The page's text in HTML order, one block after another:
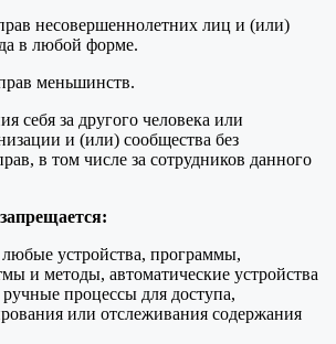
несовершеннолетних лиц и (или)
в любой форме.
меньшинств.
себя за другого человека или
и (или) сообщества без
в том числе за сотрудников данного
любые устройства, программы,
и методы, автоматические устройства
процессы для доступа,
или отслеживания содержания